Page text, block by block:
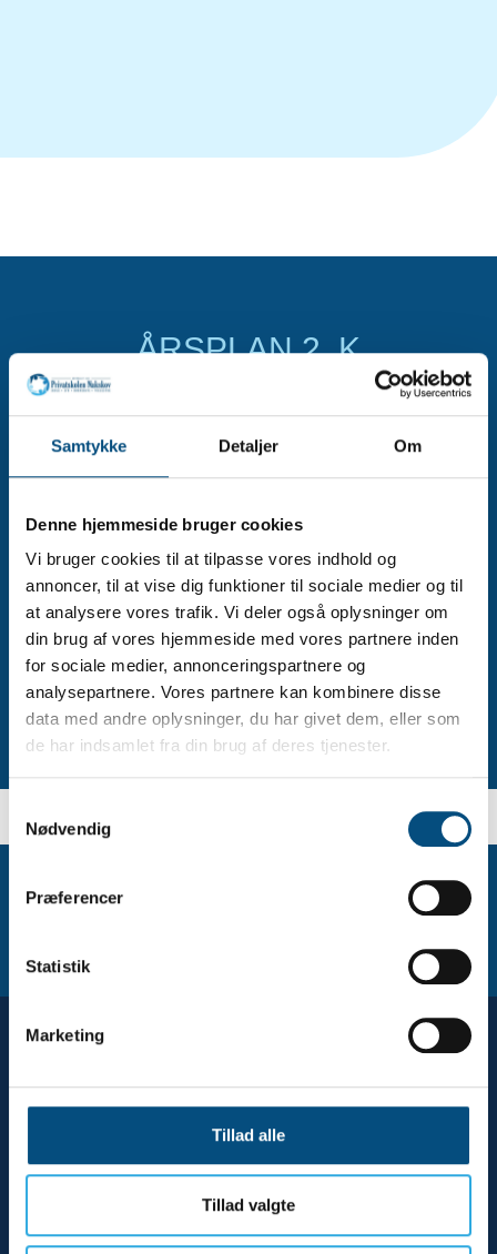
Samtykke Detaljer Om
Denne hjemmeside bruger cookies
Vi bruger cookies til at tilpasse vores indhold og
annoncer, til at vise dig funktioner til sociale medier og til
at analysere vores trafik. Vi deler også oplysninger om
din brug af vores hjemmeside med vores partnere inden
for sociale medier, annonceringspartnere og
analysepartnere. Vores partnere kan kombinere disse
data med andre oplysninger, du har givet dem, eller som
de har indsamlet fra din brug af deres tjenester.
Nødvendig
Præferencer
Statistik
Marketing
Tillad alle
Tillad valgte
ÅRSPLAN 2. K
Motion
Billedkunst
Engelsk
Matematik
Natur/Teknik
Liv og religion
Musik
94 684